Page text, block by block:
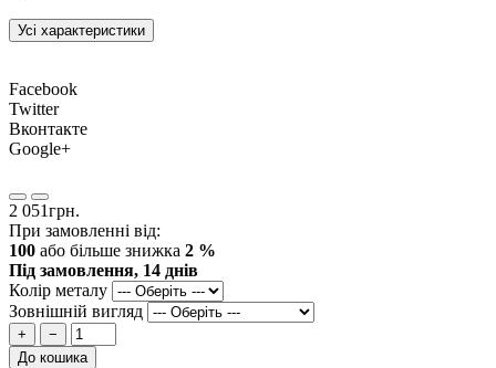
Усі характеристики
Facebook
Twitter
Вконтакте
Google+
2 051грн.
При замовленні від:
100 або більше знижка 2 %
Під замовлення, 14 днів
Колір металу
Зовнішній вигляд
+
−
До кошика